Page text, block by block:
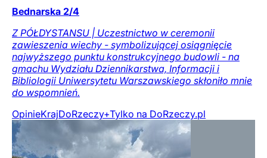
Bednarska 2/4
Z PÓŁDYSTANSU | Uczestnictwo w ceremonii
zawieszenia wiechy - symbolizującej osiągnięcie
najwyższego punktu konstrukcyjnego budowli - na
gmachu Wydziału Dziennikarstwa, Informacji i
Bibliologii Uniwersytetu Warszawskiego skłoniło mnie
do wspomnień.
OpinieKrajDoRzeczy+Tylko na DoRzeczy.pl